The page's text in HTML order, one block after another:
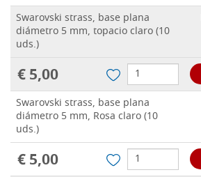
Swarovski strass, base plana
diámetro 5 mm, topacio claro (10
uds.)
€ 5,00
Swarovski strass, base plana
diámetro 5 mm, Rosa claro (10
uds.)
€ 5,00